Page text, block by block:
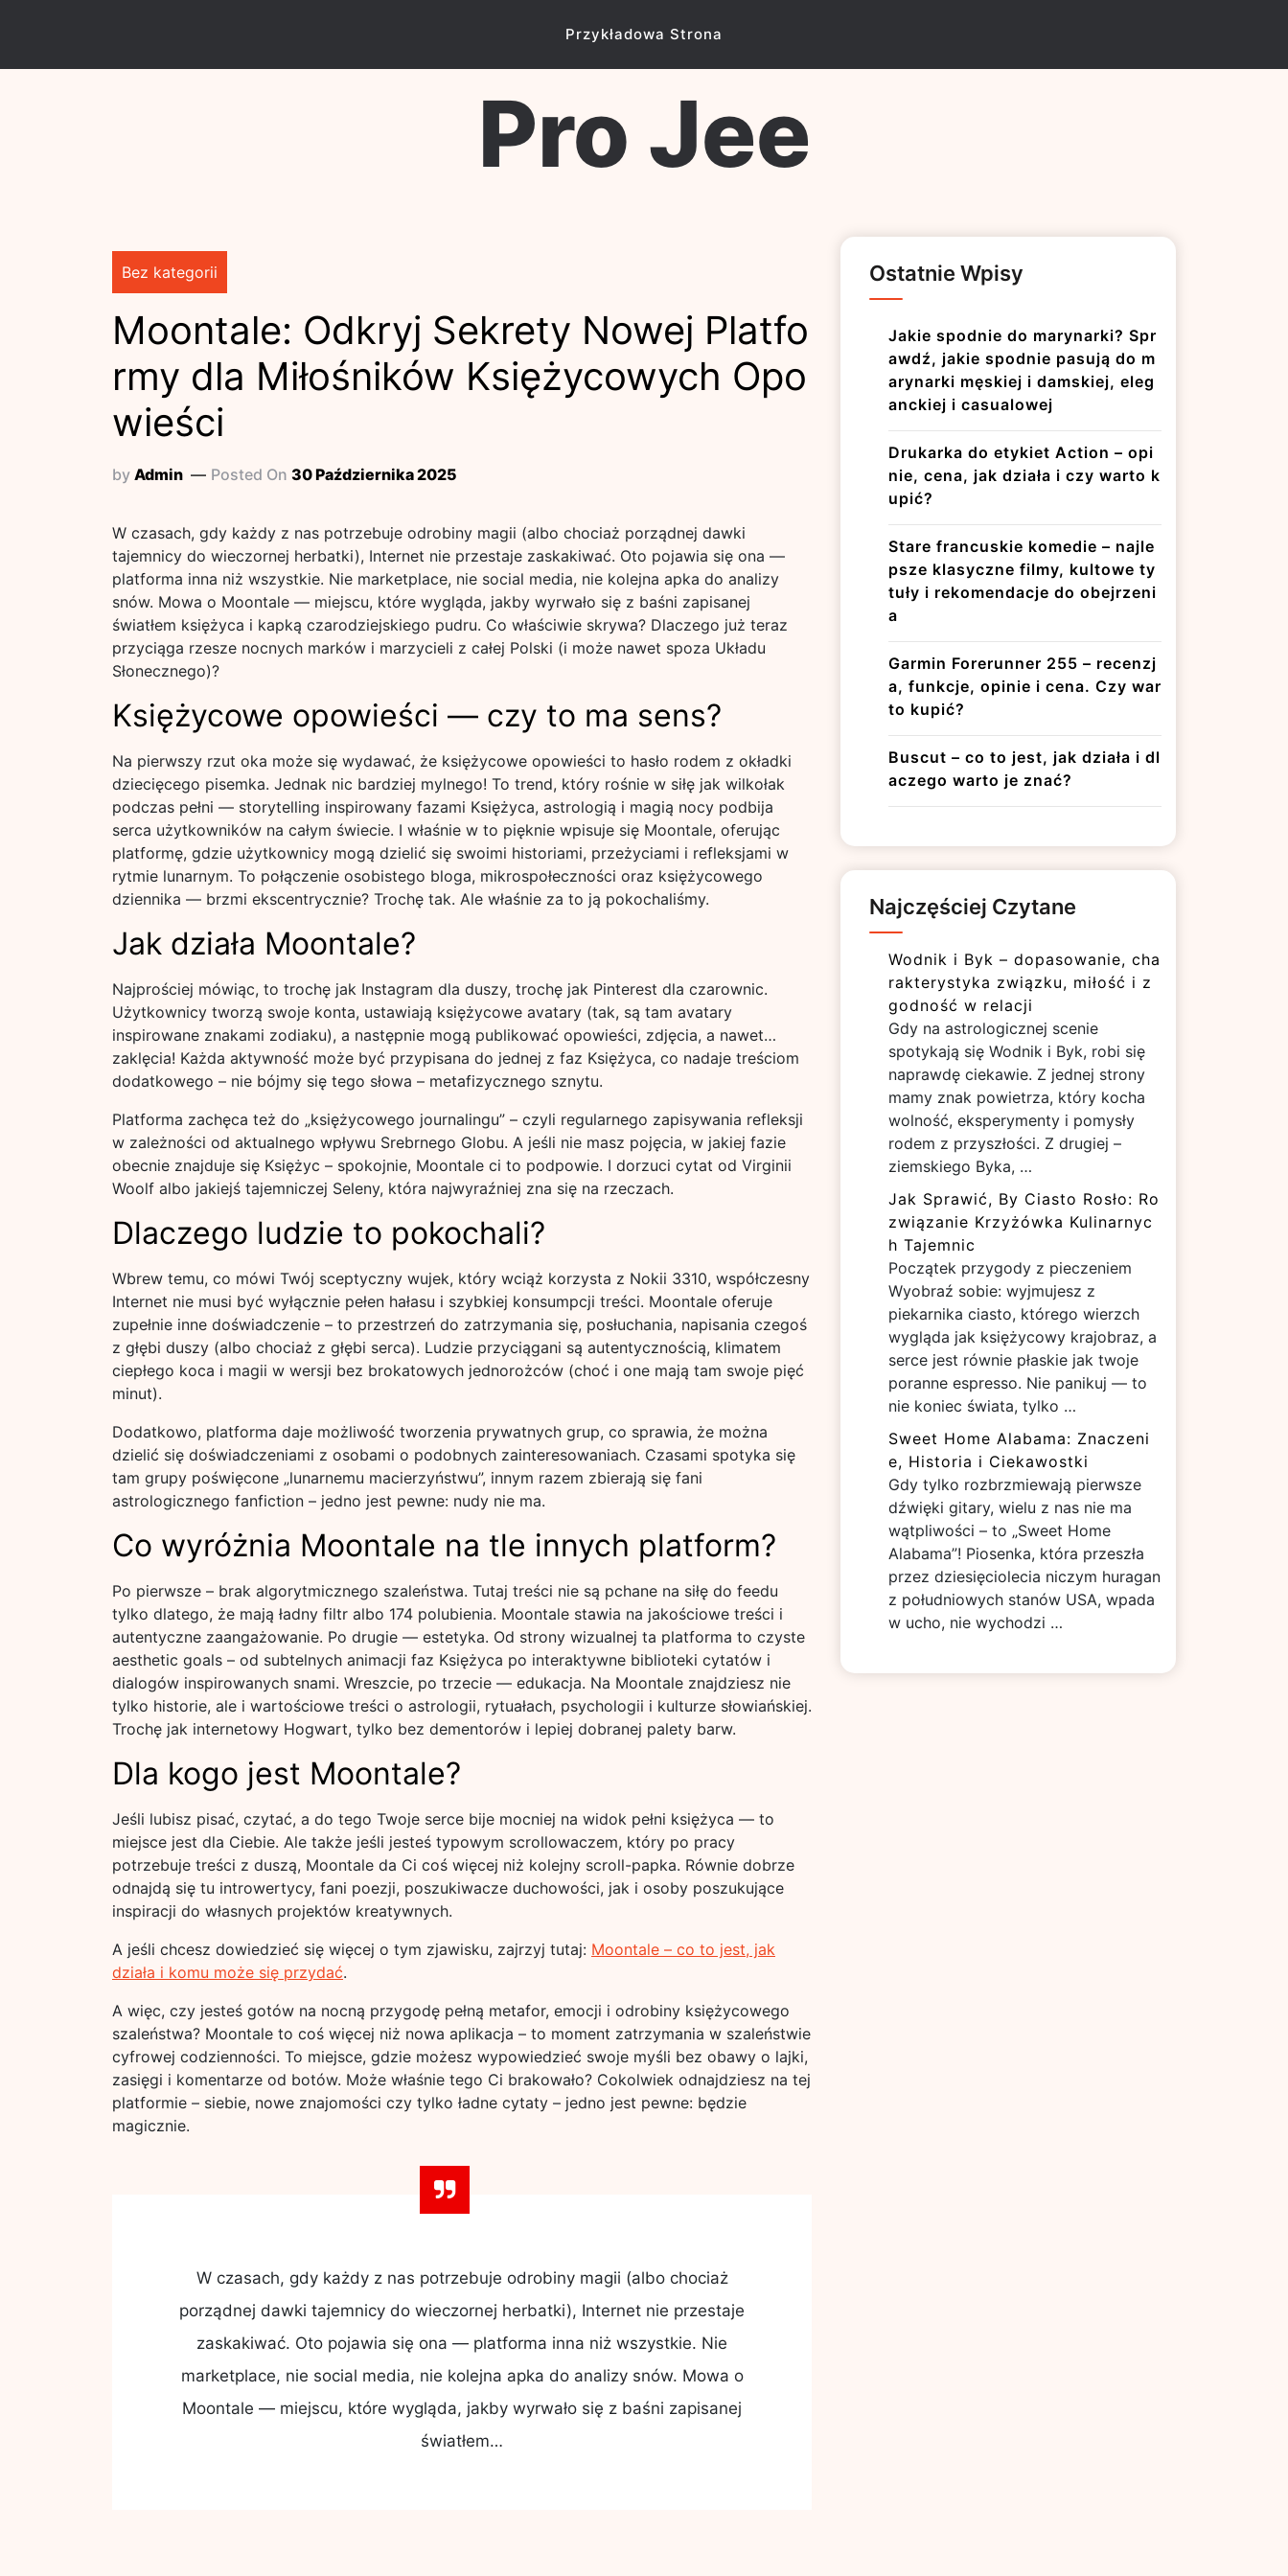
Przykładowa Strona
Pro Jee
Bez kategorii
Moontale: Odkryj Sekrety Nowej Platfo
rmy dla Miłośników Księżycowych Opo
wieści
by Admin Posted On 30 Października 2025
W czasach, gdy każdy z nas potrzebuje odrobiny magii (albo chociaż porządnej dawki
tajemnicy do wieczornej herbatki), Internet nie przestaje zaskakiwać. Oto pojawia się ona —
platforma inna niż wszystkie. Nie marketplace, nie social media, nie kolejna apka do analizy
snów. Mowa o Moontale — miejscu, które wygląda, jakby wyrwało się z baśni zapisanej
światłem księżyca i kapką czarodziejskiego pudru. Co właściwie skrywa? Dlaczego już teraz
przyciąga rzesze nocnych marków i marzycieli z całej Polski (i może nawet spoza Układu
Słonecznego)?
Księżycowe opowieści — czy to ma sens?
Na pierwszy rzut oka może się wydawać, że księżycowe opowieści to hasło rodem z okładki
dziecięcego pisemka. Jednak nic bardziej mylnego! To trend, który rośnie w siłę jak wilkołak
podczas pełni — storytelling inspirowany fazami Księżyca, astrologią i magią nocy podbija
serca użytkowników na całym świecie. I właśnie w to pięknie wpisuje się Moontale, oferując
platformę, gdzie użytkownicy mogą dzielić się swoimi historiami, przeżyciami i refleksjami w
rytmie lunarnym. To połączenie osobistego bloga, mikrospołeczności oraz księżycowego
dziennika — brzmi ekscentrycznie? Trochę tak. Ale właśnie za to ją pokochaliśmy.
Jak działa Moontale?
Najprościej mówiąc, to trochę jak Instagram dla duszy, trochę jak Pinterest dla czarownic.
Użytkownicy tworzą swoje konta, ustawiają księżycowe avatary (tak, są tam avatary
inspirowane znakami zodiaku), a następnie mogą publikować opowieści, zdjęcia, a nawet…
zaklęcia! Każda aktywność może być przypisana do jednej z faz Księżyca, co nadaje treściom
dodatkowego – nie bójmy się tego słowa – metafizycznego sznytu.
Platforma zachęca też do „księżycowego journalingu” – czyli regularnego zapisywania refleksji
w zależności od aktualnego wpływu Srebrnego Globu. A jeśli nie masz pojęcia, w jakiej fazie
obecnie znajduje się Księżyc – spokojnie, Moontale ci to podpowie. I dorzuci cytat od Virginii
Woolf albo jakiejś tajemniczej Seleny, która najwyraźniej zna się na rzeczach.
Dlaczego ludzie to pokochali?
Wbrew temu, co mówi Twój sceptyczny wujek, który wciąż korzysta z Nokii 3310, współczesny
Internet nie musi być wyłącznie pełen hałasu i szybkiej konsumpcji treści. Moontale oferuje
zupełnie inne doświadczenie – to przestrzeń do zatrzymania się, posłuchania, napisania czegoś
z głębi duszy (albo chociaż z głębi serca). Ludzie przyciągani są autentycznością, klimatem
ciepłego koca i magii w wersji bez brokatowych jednorożców (choć i one mają tam swoje pięć
minut).
Dodatkowo, platforma daje możliwość tworzenia prywatnych grup, co sprawia, że można
dzielić się doświadczeniami z osobami o podobnych zainteresowaniach. Czasami spotyka się
tam grupy poświęcone „lunarnemu macierzyństwu”, innym razem zbierają się fani
astrologicznego fanfiction – jedno jest pewne: nudy nie ma.
Co wyróżnia Moontale na tle innych platform?
Po pierwsze – brak algorytmicznego szaleństwa. Tutaj treści nie są pchane na siłę do feedu
tylko dlatego, że mają ładny filtr albo 174 polubienia. Moontale stawia na jakościowe treści i
autentyczne zaangażowanie. Po drugie — estetyka. Od strony wizualnej ta platforma to czyste
aesthetic goals – od subtelnych animacji faz Księżyca po interaktywne biblioteki cytatów i
dialogów inspirowanych snami. Wreszcie, po trzecie — edukacja. Na Moontale znajdziesz nie
tylko historie, ale i wartościowe treści o astrologii, rytuałach, psychologii i kulturze słowiańskiej.
Trochę jak internetowy Hogwart, tylko bez dementorów i lepiej dobranej palety barw.
Dla kogo jest Moontale?
Jeśli lubisz pisać, czytać, a do tego Twoje serce bije mocniej na widok pełni księżyca — to
miejsce jest dla Ciebie. Ale także jeśli jesteś typowym scrollowaczem, który po pracy
potrzebuje treści z duszą, Moontale da Ci coś więcej niż kolejny scroll-papka. Równie dobrze
odnajdą się tu introwertycy, fani poezji, poszukiwacze duchowości, jak i osoby poszukujące
inspiracji do własnych projektów kreatywnych.
A jeśli chcesz dowiedzieć się więcej o tym zjawisku, zajrzyj tutaj: Moontale – co to jest, jak
działa i komu może się przydać.
A więc, czy jesteś gotów na nocną przygodę pełną metafor, emocji i odrobiny księżycowego
szaleństwa? Moontale to coś więcej niż nowa aplikacja – to moment zatrzymania w szaleństwie
cyfrowej codzienności. To miejsce, gdzie możesz wypowiedzieć swoje myśli bez obawy o lajki,
zasięgi i komentarze od botów. Może właśnie tego Ci brakowało? Cokolwiek odnajdziesz na tej
platformie – siebie, nowe znajomości czy tylko ładne cytaty – jedno jest pewne: będzie
magicznie.
W czasach, gdy każdy z nas potrzebuje odrobiny magii (albo chociaż
porządnej dawki tajemnicy do wieczornej herbatki), Internet nie przestaje
zaskakiwać. Oto pojawia się ona — platforma inna niż wszystkie. Nie
marketplace, nie social media, nie kolejna apka do analizy snów. Mowa o
Moontale — miejscu, które wygląda, jakby wyrwało się z baśni zapisanej
światłem…
Ostatnie Wpisy
Jakie spodnie do marynarki? Spr
awdź, jakie spodnie pasują do m
arynarki męskiej i damskiej, eleg
anckiej i casualowej
Drukarka do etykiet Action – opi
nie, cena, jak działa i czy warto k
upić?
Stare francuskie komedie – najle
psze klasyczne filmy, kultowe ty
tuły i rekomendacje do obejrzeni
a
Garmin Forerunner 255 – recenzj
a, funkcje, opinie i cena. Czy war
to kupić?
Buscut – co to jest, jak działa i dl
aczego warto je znać?
Najczęściej Czytane
Wodnik i Byk – dopasowanie, cha
rakterystyka związku, miłość i z
godność w relacji
Gdy na astrologicznej scenie
spotykają się Wodnik i Byk, robi się
naprawdę ciekawie. Z jednej strony
mamy znak powietrza, który kocha
wolność, eksperymenty i pomysły
rodem z przyszłości. Z drugiej –
ziemskiego Byka, …
Jak Sprawić, By Ciasto Rosło: Ro
związanie Krzyżówka Kulinarnyc
h Tajemnic
Początek przygody z pieczeniem
Wyobraź sobie: wyjmujesz z
piekarnika ciasto, którego wierzch
wygląda jak księżycowy krajobraz, a
serce jest równie płaskie jak twoje
poranne espresso. Nie panikuj — to
nie koniec świata, tylko …
Sweet Home Alabama: Znaczeni
e, Historia i Ciekawostki
Gdy tylko rozbrzmiewają pierwsze
dźwięki gitary, wielu z nas nie ma
wątpliwości – to „Sweet Home
Alabama”! Piosenka, która przeszła
przez dziesięciolecia niczym huragan
z południowych stanów USA, wpada
w ucho, nie wychodzi …